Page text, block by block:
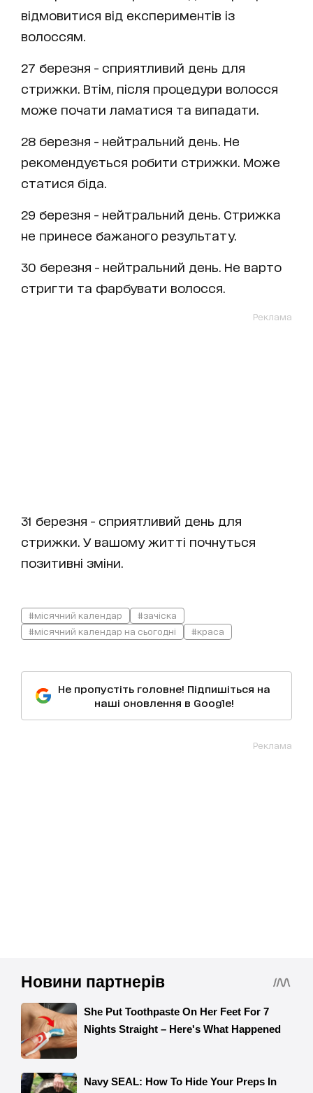
відмовитися від експериментів із
волоссям.
27 березня - сприятливий день для
стрижки. Втім, після процедури волосся
може почати ламатися та випадати.
28 березня - нейтральний день. Не
рекомендується робити стрижки. Може
статися біда.
29 березня - нейтральний день. Стрижка
не принесе бажаного результату.
30 березня - нейтральний день. Не варто
стригти та фарбувати волосся.
Реклама
31 березня - сприятливий день для
стрижки. У вашому житті почнуться
позитивні зміни.
#місячний календар
#зачіска
#місячний календар на сьогодні
#краса
Не пропустіть головне! Підпишіться на
наші оновлення в Google!
Реклама